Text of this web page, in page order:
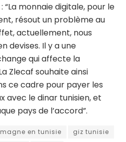
“La monnaie digitale, pour le
résout un problème au
actuellement, nous
devises. Il y a une
qui affecte la
Zlecaf souhaite ainsi
ce cadre pour payer les
avec le dinar tunisien, et
pays de l’accord”.
en tunisie
giz tunisie